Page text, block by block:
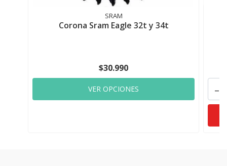
SRAM
Corona Sram Eagle 32t y 34t
$30.990
VER OPCIONES -